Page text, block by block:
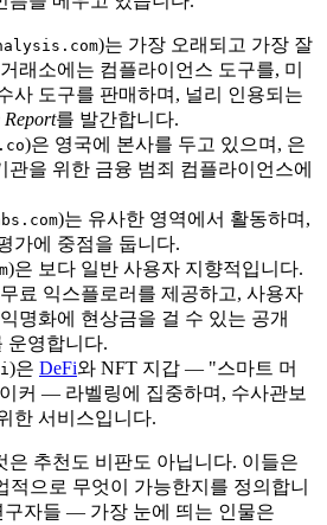
)는 가장 오래되고 가장 잘
래소에는 컴플라이언스 도구를, 미
사 도구를 판매하며, 널리 인용되는
를 발간합니다.
)은 영국에 본사를 두고 있으며, 은
관을 위한 금융 범죄 컴플라이언스에
)는 유사한 영역에서 활동하며,
가에 중점을 둡니다.
)은 보다 일반 사용자 지향적입니다.
료 익스플로러를 제공하고, 사용자
명화에 현상금을 걸 수 있는 공개
운영합니다.
)은 DeFi와 NFT 지갑 — "스마트 머
커 — 라벨링에 집중하며, 수사관보
한 서비스입니다.
은 추천도 비판도 아닙니다. 이들은
적으로 무엇이 가능한지를 정의합니
구자들 — 가장 눈에 띄는 인물은